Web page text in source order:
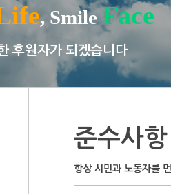
, SmileFace
후원자가 되겠습니다
준수사항
항상 시민과 노동자를